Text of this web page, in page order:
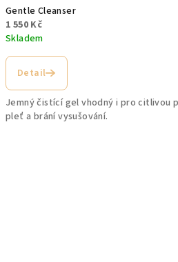
Gentle Cleanser
1 550 Kč
Skladem
Detail
Jemný čistící gel vhodný i pro citlivou
pleť a brání vysušování.